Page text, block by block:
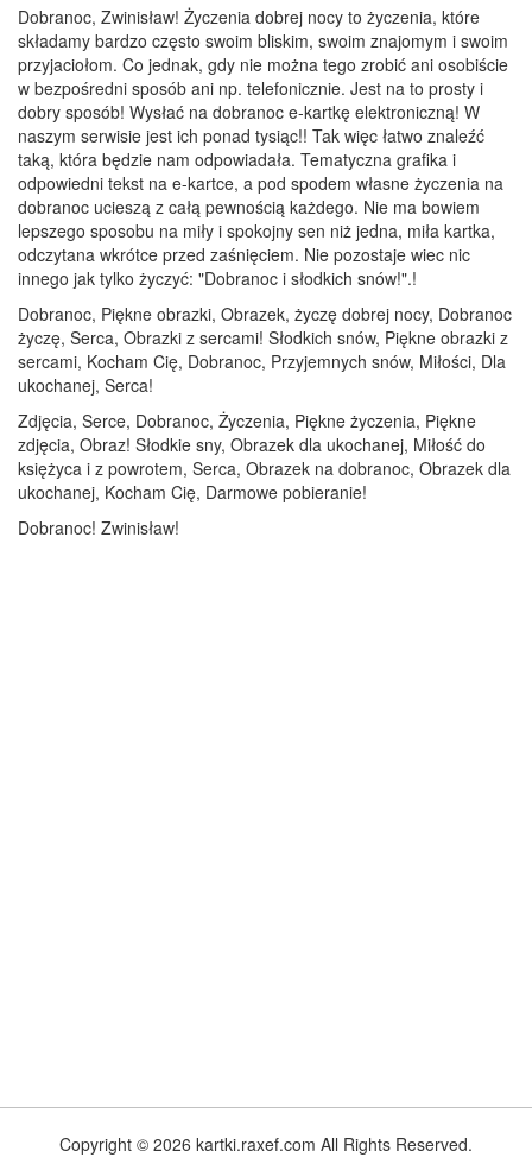
Dobranoc, Zwinisław! Życzenia dobrej nocy to życzenia, które
składamy bardzo często swoim bliskim, swoim znajomym i swoim
przyjaciołom. Co jednak, gdy nie można tego zrobić ani osobiście
w bezpośredni sposób ani np. telefonicznie. Jest na to prosty i
dobry sposób! Wysłać na dobranoc e-kartkę elektroniczną! W
naszym serwisie jest ich ponad tysiąc!! Tak więc łatwo znaleźć
taką, która będzie nam odpowiadała. Tematyczna grafika i
odpowiedni tekst na e-kartce, a pod spodem własne życzenia na
dobranoc ucieszą z całą pewnością każdego. Nie ma bowiem
lepszego sposobu na miły i spokojny sen niż jedna, miła kartka,
odczytana wkrótce przed zaśnięciem. Nie pozostaje wiec nic
innego jak tylko życzyć: "Dobranoc i słodkich snów!".!
Dobranoc, Piękne obrazki, Obrazek, życzę dobrej nocy, Dobranoc
życzę, Serca, Obrazki z sercami! Słodkich snów, Piękne obrazki z
sercami, Kocham Cię, Dobranoc, Przyjemnych snów, Miłości, Dla
ukochanej, Serca!
Zdjęcia, Serce, Dobranoc, Życzenia, Piękne życzenia, Piękne
zdjęcia, Obraz! Słodkie sny, Obrazek dla ukochanej, Miłość do
księżyca i z powrotem, Serca, Obrazek na dobranoc, Obrazek dla
ukochanej, Kocham Cię, Darmowe pobieranie!
Dobranoc! Zwinisław!
Copyright © 2026 kartki.raxef.com All Rights Reserved.